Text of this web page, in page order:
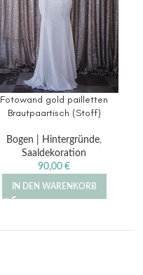
Fotowand gold pailletten
Brautpaartisch (Stoff)
Bogen | Hintergründe,
Saaldekoration
90,00 €
IN DEN WARENKORB